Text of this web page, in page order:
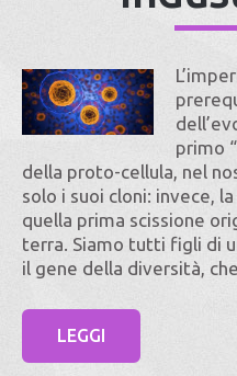
primo
della proto-cellula, nel
solo i suoi cloni: invece,
quella prima scissione
terra. Siamo tutti figli di
il gene della diversità,
LEGGI